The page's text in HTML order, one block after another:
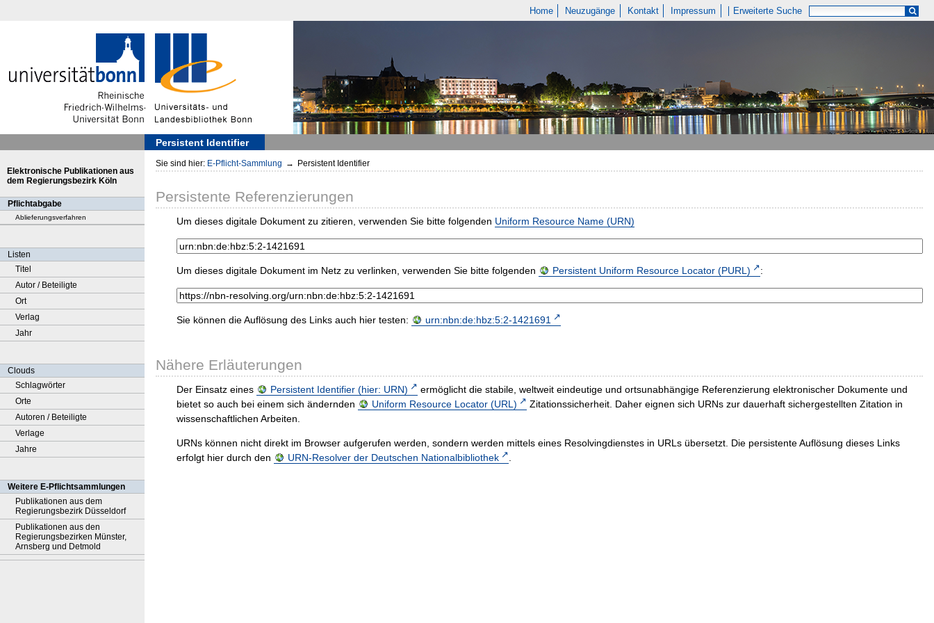
Home Neuzugänge Kontakt Impressum Erweiterte Suche
Persistent Identifier
Elektronische Publikationen aus
dem Regierungsbezirk Köln
Pflichtabgabe
Ablieferungsverfahren
Listen
Titel
Autor / Beteiligte
Ort
Verlag
Jahr
Clouds
Schlagwörter
Orte
Autoren / Beteiligte
Verlage
Jahre
Weitere E-Pflichtsammlungen
Publikationen aus dem
Regierungsbezirk Düsseldorf
Publikationen aus den
Regierungsbezirken Münster,
Arnsberg und Detmold
Sie sind hier: E-Pflicht-Sammlung → Persistent Identifier
Persistente Referenzierungen
Um dieses digitale Dokument zu zitieren, verwenden Sie bitte folgenden Uniform Resource Name (URN)
Um dieses digitale Dokument im Netz zu verlinken, verwenden Sie bitte folgenden Persistent Uniform Resource Locator (PURL) :
Sie können die Auflösung des Links auch hier testen: urn:nbn:de:hbz:5:2-1421691
Nähere Erläuterungen
Der Einsatz eines Persistent Identifier (hier: URN)
ermöglicht die stabile, weltweit eindeutige und ortsunabhängige Referenzierung elektronischer Dokumente und
bietet so auch bei einem sich ändernden
Uniform Resource Locator (URL)
Zitationssicherheit. Daher eignen sich URNs zur dauerhaft sichergestellten Zitation in
wissenschaftlichen Arbeiten.
URNs können nicht direkt im Browser aufgerufen werden, sondern werden mittels eines Resolvingdienstes in URLs übersetzt. Die persistente Auflösung dieses Links
erfolgt hier durch den
URN-Resolver der Deutschen Nationalbibliothek .